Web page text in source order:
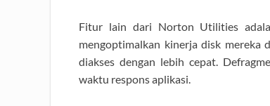
Fitur lain dari Norton Utilities
mengoptimalkan kinerja disk mereka
diakses dengan lebih cepat.
waktu respons aplikasi.